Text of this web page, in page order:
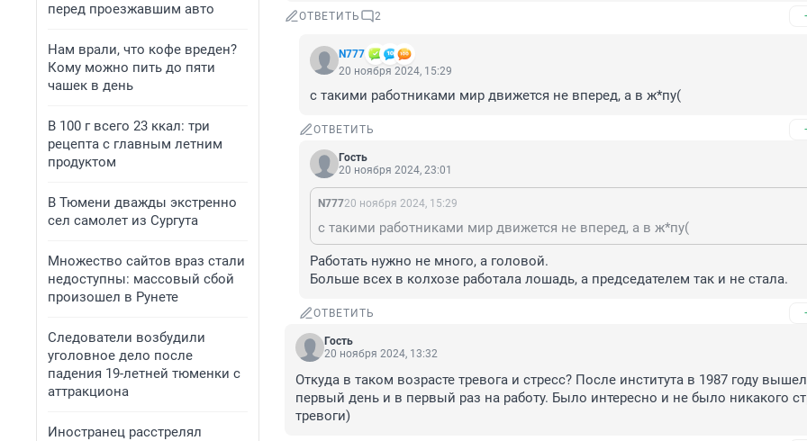
перед проезжавшим авто
Нам врали, что кофе вреден?
Кому можно пить до пяти
чашек в день
В 100 г всего 23 ккал: три
рецепта с главным летним
продуктом
В Тюмени дважды экстренно
сел самолет из Сургута
Множество сайтов враз стали
недоступны: массовый сбой
произошел в Рунете
Следователи возбудили
уголовное дело после
падения 19-летней тюменки с
аттракциона
Иностранец расстрелял
ОТВЕТИТЬ 2
N777
20 ноября 2024, 15:29
с такими работниками мир движется не вперед, а в ж*пу(
ОТВЕТИТЬ
Гость
20 ноября 2024, 23:01
N77720 ноября 2024, 15:29
с такими работниками мир движется не вперед, а в ж*пу(
Работать нужно не много, а головой.
Больше всех в колхозе работала лошадь, а председателем так и не стала.
ОТВЕТИТЬ
Гость
20 ноября 2024, 13:32
Откуда в таком возрасте тревога и стресс? После института в 1987 году
первый день и в первый раз на работу. Было интересно и не было никакого
тревоги)